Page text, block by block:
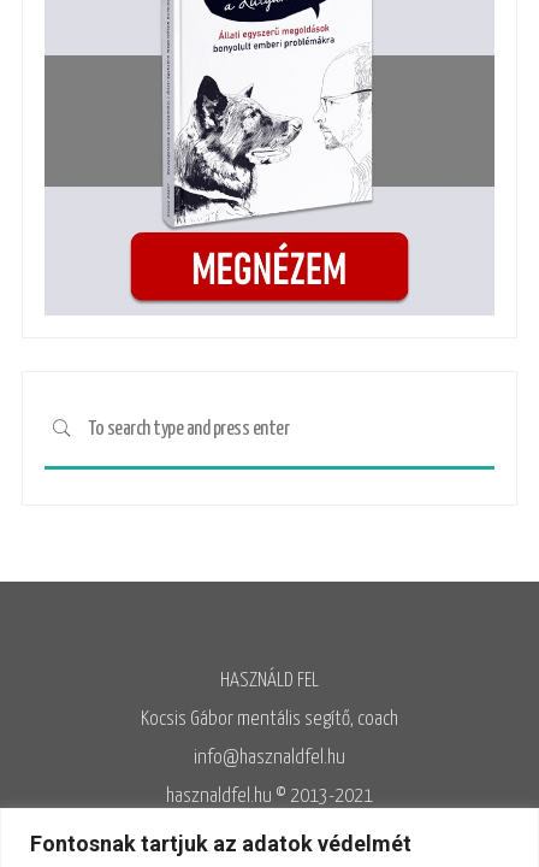
Fontosnak tartjuk az adatok védelmét
HASZNÁLD FEL
Kocsis Gábor mentális segítő, coach
info@hasznaldfel.hu
hasznaldfel.hu © 2013-2021
Írásaim szerzői jogi védelem alatt állnak, felhasználásuk kizárólag az